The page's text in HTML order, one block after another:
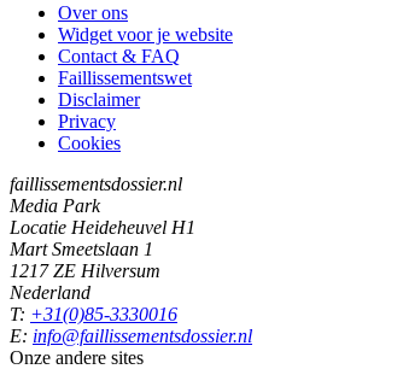
Over ons
Widget voor je website
Contact & FAQ
Faillissementswet
Disclaimer
Privacy
Cookies
faillissementsdossier.nl
Media Park
Locatie Heideheuvel H1
Mart Smeetslaan 1
1217 ZE Hilversum
Nederland
T: +31(0)85-3330016
E: info@faillissementsdossier.nl
Onze andere sites